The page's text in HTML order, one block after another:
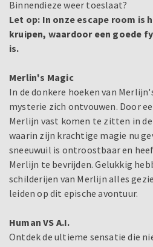
Binnendieze weer toeslaat?
Let op: In onze escape room is
kruipen, waardoor een goede
is.
Merlin's Magic
In de donkere hoeken van
mysterie zich ontvouwen. Door
Merlijn vast komen te zitten in
waarin zijn krachtige magie nu
sneeuwuil is ontroostbaar en
Merlijn te bevrijden. Gelukkig
schilderijen van Merlijn alles
leiden op dit epische avontuur.
Human VS A.I.
Ontdek de ultieme sensatie die